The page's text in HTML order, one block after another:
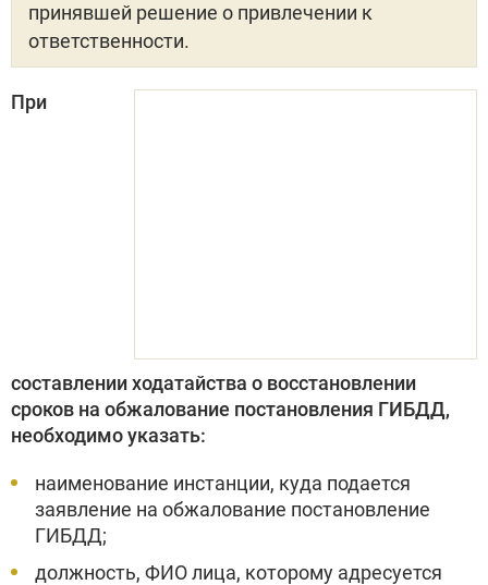
принявшей решение о привлечении к
ответственности.
При
составлении ходатайства о восстановлении
сроков на обжалование постановления ГИБДД,
необходимо указать:
наименование инстанции, куда подается
заявление на обжалование постановление
ГИБДД;
должность, ФИО лица, которому адресуется